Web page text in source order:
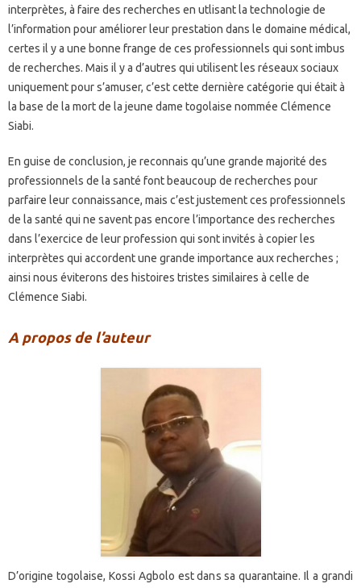
interprètes, à faire des recherches en utlisant la technologie de
l’information pour améliorer leur prestation dans le domaine médical,
certes il y a une bonne frange de ces professionnels qui sont imbus
de recherches. Mais il y a d’autres qui utilisent les réseaux sociaux
uniquement pour s’amuser, c’est cette dernière catégorie qui était à
la base de la mort de la jeune dame togolaise nommée Clémence
Siabi.
En guise de conclusion, je reconnais qu’une grande majorité des
professionnels de la santé font beaucoup de recherches pour
parfaire leur connaissance, mais c’est justement ces professionnels
de la santé qui ne savent pas encore l’importance des recherches
dans l’exercice de leur profession qui sont invités à copier les
interprètes qui accordent une grande importance aux recherches ;
ainsi nous éviterons des histoires tristes similaires à celle de
Clémence Siabi.
A propos de l’auteur
D’origine togolaise, Kossi Agbolo est dans sa quarantaine. Il a grandi